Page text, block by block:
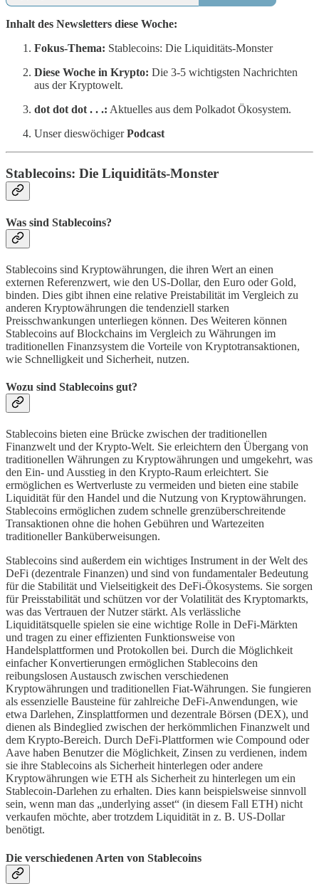
Inhalt des Newsletters diese Woche:
Fokus-Thema: Stablecoins: Die Liquiditäts-Monster
Diese Woche in Krypto: Die 3-5 wichtigsten Nachrichten
aus der Kryptowelt.
dot dot dot . . .: Aktuelles aus dem Polkadot Ökosystem.
Unser dieswöchigerPodcast
Stablecoins: Die Liquiditäts-Monster
Was sind Stablecoins?
Stablecoins sind Kryptowährungen, die ihren Wert an einen
externen Referenzwert, wie den US-Dollar, den Euro oder Gold,
binden. Dies gibt ihnen eine relative Preistabilität im Vergleich zu
anderen Kryptowährungen die tendenziell starken
Preisschwankungen unterliegen können. Des Weiteren können
Stablecoins auf Blockchains im Vergleich zu Währungen im
traditionellen Finanzsystem die Vorteile von Kryptotransaktionen,
wie Schnelligkeit und Sicherheit, nutzen.
Wozu sind Stablecoins gut?
Stablecoins bieten eine Brücke zwischen der traditionellen
Finanzwelt und der Krypto-Welt. Sie erleichtern den Übergang von
traditionellen Währungen zu Kryptowährungen und umgekehrt, was
den Ein- und Ausstieg in den Krypto-Raum erleichtert. Sie
ermöglichen es Wertverluste zu vermeiden und bieten eine stabile
Liquidität für den Handel und die Nutzung von Kryptowährungen.
Stablecoins ermöglichen zudem schnelle grenzüberschreitende
Transaktionen ohne die hohen Gebühren und Wartezeiten
traditioneller Banküberweisungen.
Stablecoins sind außerdem ein wichtiges Instrument in der Welt des
DeFi (dezentrale Finanzen) und sind von fundamentaler Bedeutung
für die Stabilität und Vielseitigkeit des DeFi-Ökosystems. Sie sorgen
für Preisstabilität und schützen vor der Volatilität des Kryptomarkts,
was das Vertrauen der Nutzer stärkt. Als verlässliche
Liquiditätsquelle spielen sie eine wichtige Rolle in DeFi-Märkten
und tragen zu einer effizienten Funktionsweise von
Handelsplattformen und Protokollen bei. Durch die Möglichkeit
einfacher Konvertierungen ermöglichen Stablecoins den
reibungslosen Austausch zwischen verschiedenen
Kryptowährungen und traditionellen Fiat-Währungen. Sie fungieren
als essenzielle Bausteine für zahlreiche DeFi-Anwendungen, wie
etwa Darlehen, Zinsplattformen und dezentrale Börsen (DEX), und
dienen als Bindeglied zwischen der herkömmlichen Finanzwelt und
dem Krypto-Bereich. Durch DeFi-Plattformen wie Compound oder
Aave haben Benutzer die Möglichkeit, Zinsen zu verdienen, indem
sie ihre Stablecoins als Sicherheit hinterlegen oder andere
Kryptowährungen wie ETH als Sicherheit zu hinterlegen um ein
Stablecoin-Darlehen zu erhalten. Dies kann beispielsweise sinnvoll
sein, wenn man das „underlying asset“ (in diesem Fall ETH) nicht
verkaufen möchte, aber trotzdem Liquidität in z. B. US-Dollar
benötigt.
Die verschiedenen Arten von Stablecoins